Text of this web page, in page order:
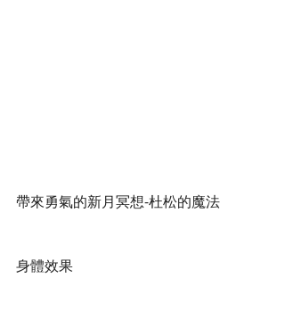
帶來勇氣的新月冥想-杜松的魔法
身體效果